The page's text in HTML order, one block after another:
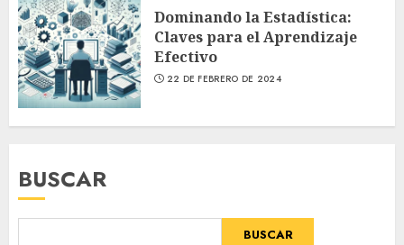
Dominando la Estadística:
Claves para el Aprendizaje
Efectivo
22 DE FEBRERO DE 2024
BUSCAR
BUSCAR